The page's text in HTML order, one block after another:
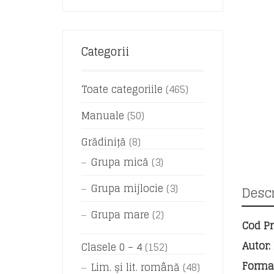
Cod
Autor:
Categorii
Toate categoriile (465)
Manuale (50)
Grădiniță (8)
Grupa mică (3)
Grupa mijlocie (3)
Grupa mare (2)
Clasele 0 – 4 (152)
Lim. și lit. română (48)